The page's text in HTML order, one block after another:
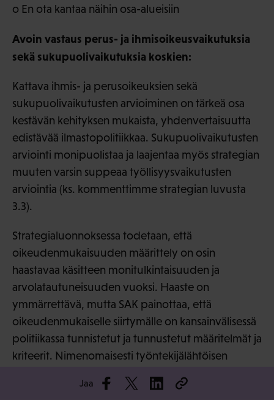
o En ota kantaa näihin osa-alueisiin
Avoin vastaus perus- ja ihmisoikeusvaikutuksia
sekä sukupuolivaikutuksia koskien:
Kattava ihmis- ja perusoikeuksien sekä
sukupuolivaikutusten arvioiminen on tärkeä osa
kestävän kehityksen mukaista, yhdenvertaisuutta
edistävää ilmastopolitiikkaa. Sukupuolivaikutusten
arviointi monipuolistaa ja laajentaa myös strategian
muuten varsin suppeaa työllisyysvaikutusten
arviointia (ks. kommenttimme strategian luvusta
3.3).
Strategialuonnoksessa todetaan, että
oikeudenmukaisuuden määrittely on osin
haastavaa käsitteen monitulkintaisuuden ja
arvolatautuneisuuden vuoksi. Haaste on
ymmärrettävä, mutta SAK painottaa, että
oikeudenmukaiselle siirtymälle on kansainvälisessä
politiikassa tunnistetut ja tunnustetut määritelmät ja
kriteerit. Nimenomaisesti työntekijälähtöisen
Pariisin ilmastosopimus sekä kansainvälinen
Jaa